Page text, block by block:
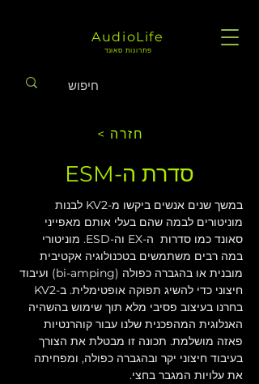
AudioLife
פתרונות סאונד
< חזרה
סדרת ה-ESM
במשך שנים אנשים ביקשו מ-KV2 לבנות
מוניטורים לבמה שהם בעלי אותם מאפייני
סאונד כמו סדרות  ה-EX וה-ESD. מוניטורי
במה רבים משתמשים בטכנולוגיה אקטיבית
מובנית או בהגברה כפולה (bi-amping) ועיבוד
בחרנו בעיצוב פסיבי מלא תוך שימוש בהשהיה
האנלוגית המהפכנית שלנו עבור קוהרנטיות
פאזה מושלמת. תכונה זו מבטלת את הצורך
בעיבוד חיצוני יקר ובהגברה כפולה, ומפחיתה
את עלויות המגבר בחצי.